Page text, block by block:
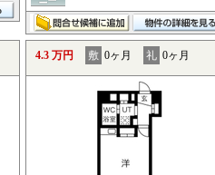
4.3 万円 敷 0ヶ月 礼 0ヶ月